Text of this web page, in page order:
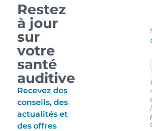
Restez
à jour
sur
votre
santé
auditive
Recevez des
conseils, des
actualités et
des offres